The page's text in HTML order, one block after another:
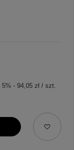
5% - 94,05 zł/ szt.